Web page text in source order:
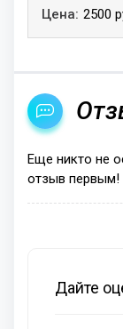
2500
Еще никто не
отзыв первым!
Дайте